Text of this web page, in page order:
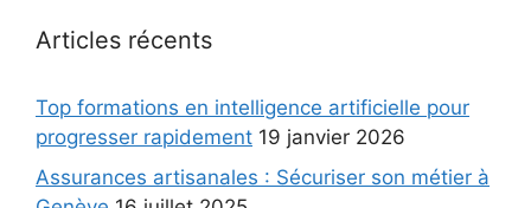
Articles récents
Top formations en intelligence artificielle pour
progresser rapidement 19 janvier 2026
Assurances artisanales : Sécuriser son métier à